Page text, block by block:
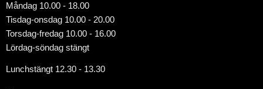
Måndag 10.00 - 18.00
Tisdag-onsdag 10.00 - 20.00
Torsdag-fredag 10.00 - 16.00
Lördag-söndag stängt
Lunchstängt 12.30 - 13.30